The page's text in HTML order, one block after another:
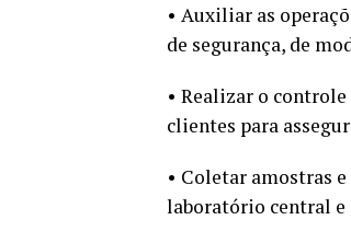
• Auxiliar as
de segurança, de
• Realizar o
clientes para
• Coletar amostras
laboratório central e